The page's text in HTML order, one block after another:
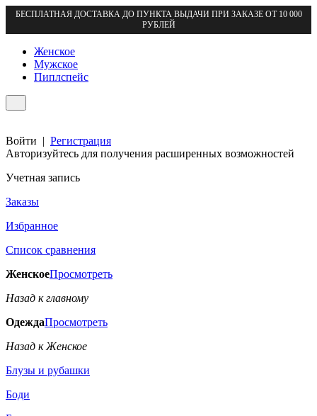
БЕСПЛАТНАЯ ДОСТАВКА ДО ПУНКТА ВЫДАЧИ ПРИ ЗАКАЗЕ ОТ 10 000
РУБЛЕЙ
Женское
Мужское
Пиплспейс
Войти | Регистрация
Авторизуйтесь для получения расширенных возможностей
Учетная запись
Заказы
Избранное
Список сравнения
ЖенскоеПросмотреть
Назад к главному
ОдеждаПросмотреть
Назад к Женское
Блузы и рубашки
Боди